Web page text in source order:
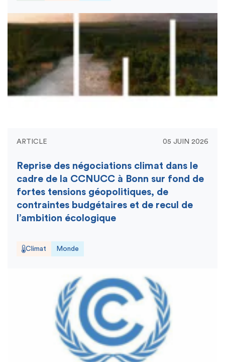
ARTICLE 05 JUIN 2026
Reprise des négociations climat dans le
cadre de la CCNUCC à Bonn sur fond de
fortes tensions géopolitiques, de
contraintes budgétaires et de recul de
l’ambition écologique
Climat Monde